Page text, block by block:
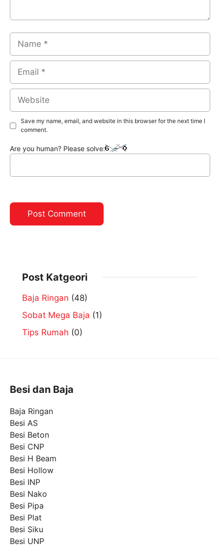
Save my name, email, and website in this browser for the next time I
comment.
Are you human? Please solve:
Post Katgeori
Baja Ringan (48)
Sobat Mega Baja (1)
Tips Rumah (0)
Besi dan Baja
Baja Ringan
Besi AS
Besi Beton
Besi CNP
Besi H Beam
Besi Hollow
Besi INP
Besi Nako
Besi Pipa
Besi Plat
Besi Siku
Besi UNP